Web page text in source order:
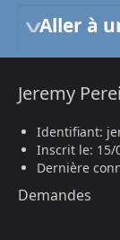
Aller à
Jeremy
Identifiant:
Inscrit le: 15/
Dernière
Demandes